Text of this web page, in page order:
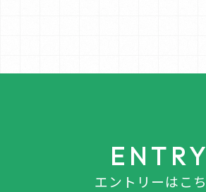
ENTRY
エントリーはこ